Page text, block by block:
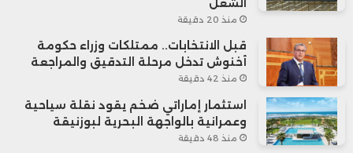
الشغل
منذ 20 دقيقة
قبل الانتخابات.. ممتلكات وزراء حكومة
أخنوش تدخل مرحلة التدقيق والمراجعة
منذ 42 دقيقة
استثمار إماراتي ضخم يقود نقلة سياحية
وعمرانية بالواجهة البحرية لبوزنيقة
منذ 48 دقيقة